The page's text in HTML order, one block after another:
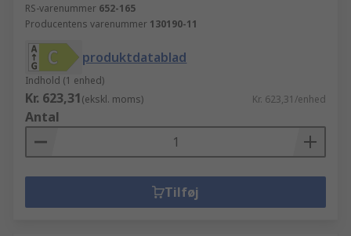
RS-varenummer 652-165
Producentens varenummer 130190-11
produktdatablad
Indhold (1 enhed)
Kr. 623,31(ekskl. moms) Kr. 623,31/enhed
Antal
Tilføj